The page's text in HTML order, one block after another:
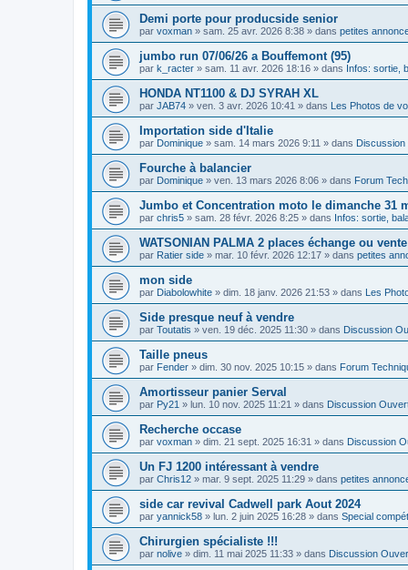
Demi porte pour producside senior
par voxman » sam. 25 avr. 2026 8:38 » dans petites
jumbo run 07/06/26 a Bouffemont (95)
par k_racter » sam. 11 avr. 2026 18:16 » dans Infos: sortie,
HONDA NT1100 & DJ SYRAH XL
par JAB74 » ven. 3 avr. 2026 10:41 » dans Les Photos de
Importation side d'Italie
par Dominique » sam. 14 mars 2026 9:11 » dans Discussion
Fourche à balancier
par Dominique » ven. 13 mars 2026 8:06 » dans Forum
Jumbo et Concentration moto le dimanche 31
par chris5 » sam. 28 févr. 2026 8:25 » dans Infos: sortie,
WATSONIAN PALMA 2 places échange ou vente
par Ratier side » mar. 10 févr. 2026 12:17 » dans petites
mon side
par Diabolowhite » dim. 18 janv. 2026 21:53 » dans Les
Side presque neuf à vendre
par Toutatis » ven. 19 déc. 2025 11:30 » dans Discussion
Taille pneus
par Fender » dim. 30 nov. 2025 10:15 » dans Forum
Amortisseur panier Serval
par Py21 » lun. 10 nov. 2025 11:21 » dans Discussion
Recherche occase
par voxman » dim. 21 sept. 2025 16:31 » dans Discussion
Un FJ 1200 intéressant à vendre
par Chris12 » mar. 9 sept. 2025 11:29 » dans petites
side car revival Cadwell park Aout 2024
par yannick58 » lun. 2 juin 2025 16:28 » dans Special
Chirurgien spécialiste !!!
par nolive » dim. 11 mai 2025 11:33 » dans Discussion